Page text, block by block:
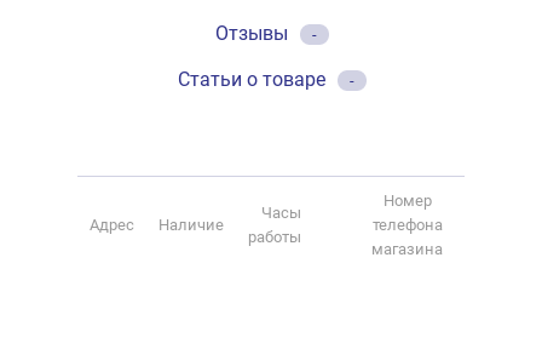
Отзывы
-
Статьи о товаре -
Адрес Наличие
Часы
работы
Номер
телефона
магазина